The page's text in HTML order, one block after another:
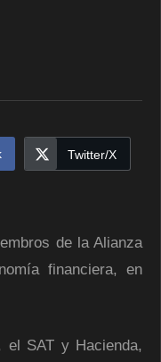
Twitter/X
de la Alianza
financiera, en
el SAT y Hacienda,